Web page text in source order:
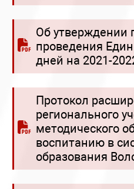
Об утверждении
проведения
дней на 2021-
Протокол
регионального
методического
воспитанию в
образования